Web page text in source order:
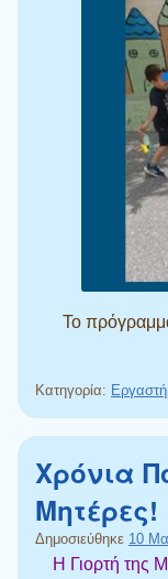
Το
Κατηγορία:
Χρόνια
Μητέρες!
Δημοσιεύθηκε 10
Η Γιορτή της